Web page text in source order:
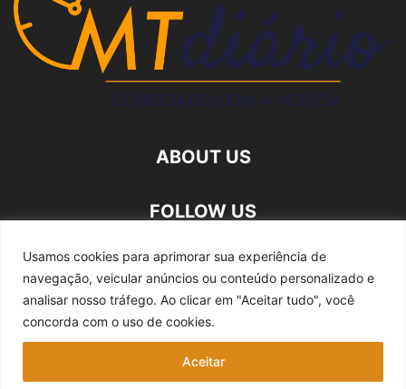
Usamos cookies para aprimorar sua experiência de
navegação, veicular anúncios ou conteúdo personalizado e
analisar nosso tráfego. Ao clicar em "Aceitar tudo", você
concorda com o uso de cookies.
Aceitar
ABOUT US
FOLLOW US
Quem somos Expediente Fale Conosco